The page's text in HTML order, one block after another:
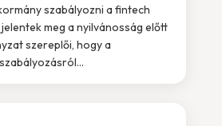
szabályozni a fintech
meg a nyilvánosság előtt
szereplői, hogy a